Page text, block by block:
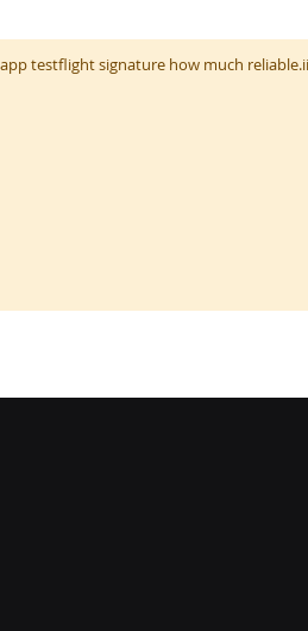
testflight signature how much